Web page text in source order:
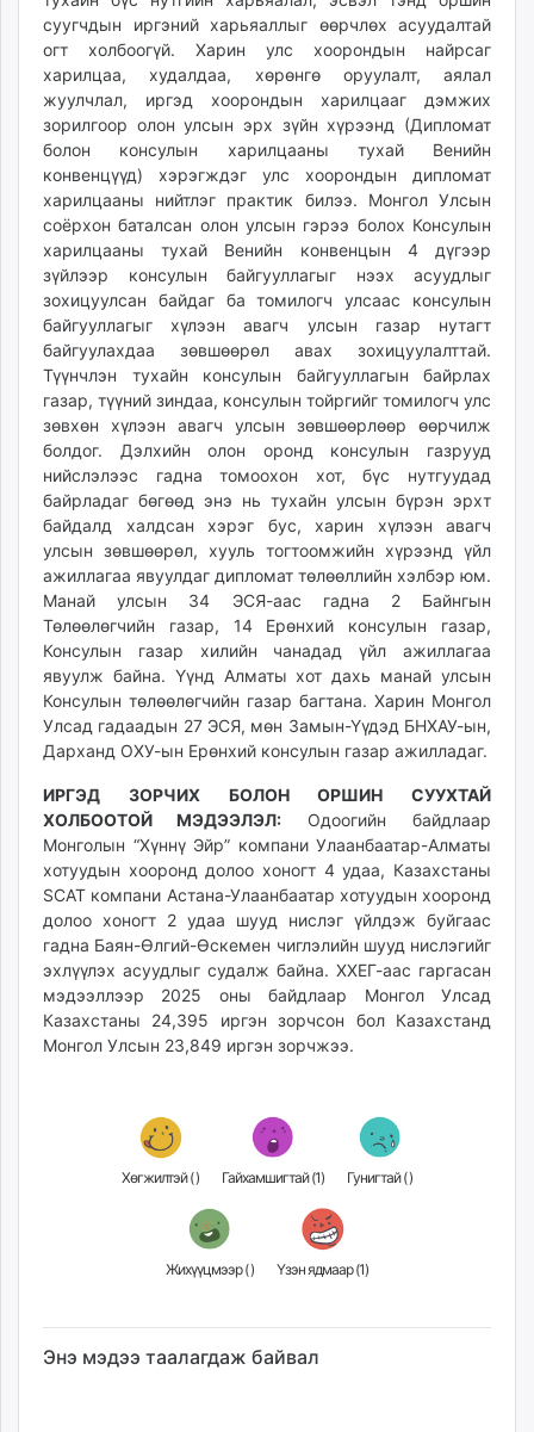
суугчдын иргэний харьяаллыг өөрчлөх асуудалтай
огт холбоогүй. Харин улс хоорондын найрсаг
харилцаа, худалдаа, хөрөнгө оруулалт, аялал
жуулчлал, иргэд хоорондын харилцааг дэмжих
зорилгоор олон улсын эрх зүйн хүрээнд (Дипломат
болон консулын харилцааны тухай Венийн
конвенцүүд) хэрэгждэг улс хоорондын дипломат
харилцааны нийтлэг практик билээ. Монгол Улсын
соёрxон баталсан олон улсын гэрээ болох Консулын
харилцааны тухай Венийн конвенцын 4 дүгээр
зүйлээр консулын байгууллагыг нээх асуудлыг
зохицуулсан байдаг ба томилогч улсаас консулын
байгууллагыг хүлээн авагч улсын газар нутагт
байгуулахдаа зөвшөөрөл авах зохицуулалттай.
Түүнчлэн тухайн консулын байгууллагын байрлах
газар, түүний зиндаа, консулын тойргийг томилогч улс
зөвхөн хүлээн авагч улсын зөвшөөрлөөр өөрчилж
болдог. Дэлхийн олон оронд консулын газрууд
нийслэлээс гадна томоохон хот, бүс нутгуудад
байрладаг бөгөөд энэ нь тухайн улсын бүрэн эрхт
байдалд халдсан хэрэг бус, харин хүлээн авагч
улсын зөвшөөрөл, хууль тогтоомжийн хүрээнд үйл
ажиллагаа явуулдаг дипломат төлөөллийн хэлбэр юм.
Манай улсын 34 ЭСЯ-аас гадна 2 Байнгын
Төлөөлөгчийн газар, 14 Ерөнхий консулын газар,
Консулын газар хилийн чанадад үйл ажиллагаа
явуулж байна. Үүнд Алматы хот дахь манай улсын
Консулын төлөөлөгчийн газар багтана. Харин Монгол
Улсад гадаадын 27 ЭСЯ, мөн Замын-Үүдэд БНХАУ-ын,
Дарханд ОХУ-ын Ерөнхий консулын газар ажилладаг.
ИРГЭД ЗОРЧИХ БОЛОН ОРШИН СУУХТАЙ
ХОЛБООТОЙ МЭДЭЭЛЭЛ: Одоогийн байдлаар
Монголын “Хүннү Эйр” компани Улаанбаатар-Алматы
хотуудын хооронд долоо хоногт 4 удаа, Казахстаны
SCAT компани Астана-Улаанбаатар хотуудын хооронд
долоо хоногт 2 удаа шууд нислэг үйлдэж буйгаас
гадна Баян-Өлгий-Өскемен чиглэлийн шууд нислэгийг
эхлүүлэх асуудлыг судалж байна. ХХЕГ-аас гаргасан
мэдээллээр 2025 оны байдлаар Монгол Улсад
Казаxстаны 24,395 иргэн зорчсон бол Казаxстанд
Монгол Улсын 23,849 иргэн зорчжээ.
Хөгжилтэй () Гайхамшигтай (1) Гунигтай ()
Жихүүцмээр () Үзэн ядмаар (1)
Энэ мэдээ таалагдаж байвал